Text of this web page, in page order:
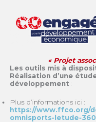
« Projet
Les outils mis à
Réalisation d’une
développement :
Plus d’informations ici :
https://www.ffco.org/
omnisports-letude-